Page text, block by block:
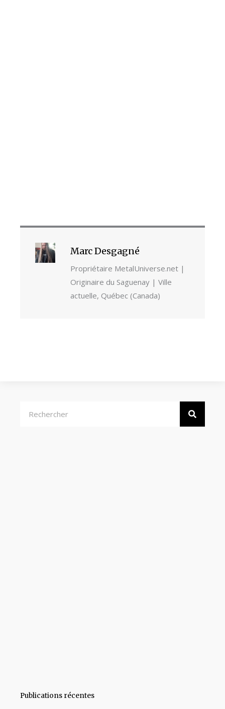
Marc Desgagné
Propriétaire MetalUniverse.net |
Originaire du Saguenay | Ville
actuelle, Québec (Canada)
Publications récentes